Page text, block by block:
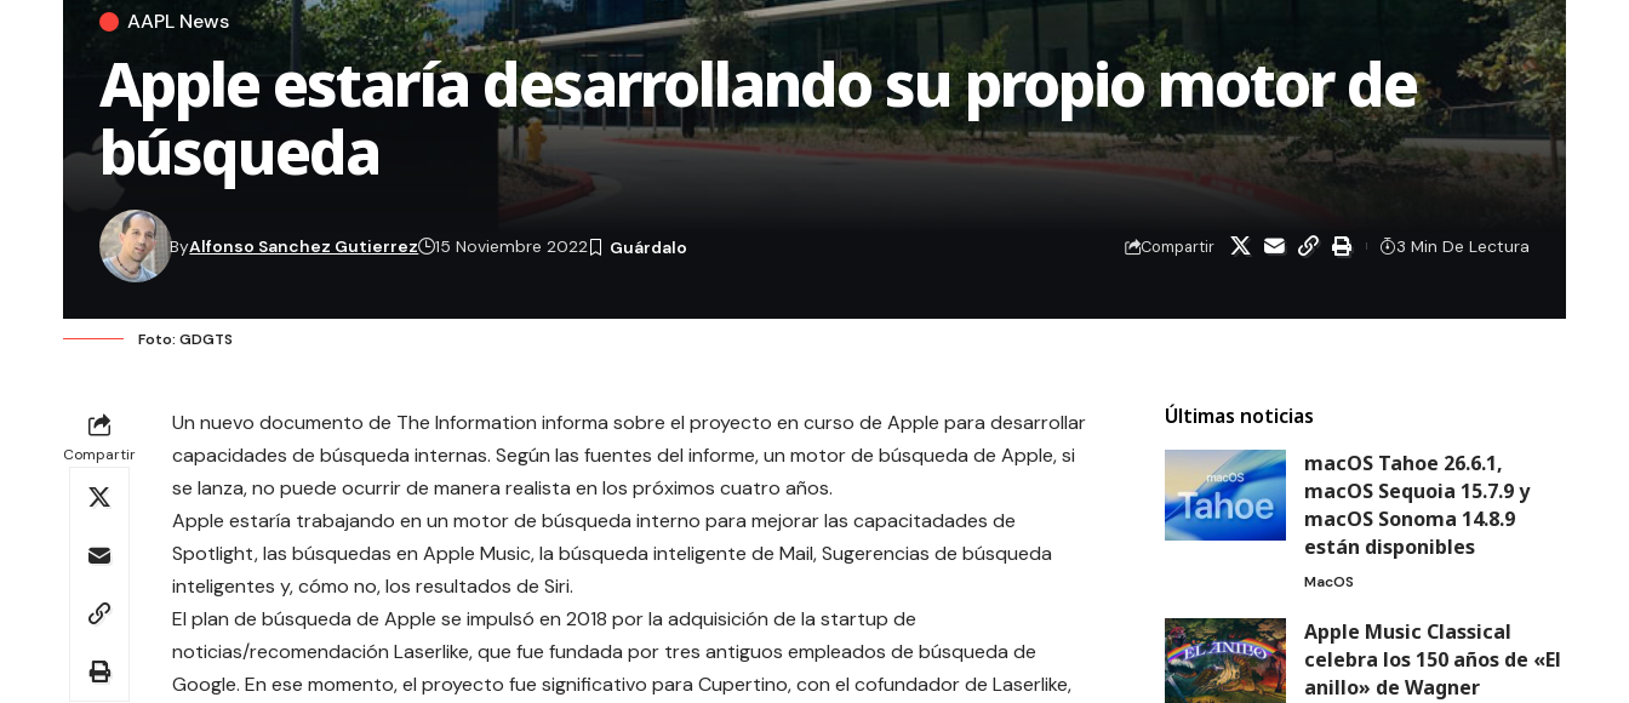
AAPL News
Apple estaría desarrollando su propio motor de
búsqueda
ByAlfonso Sanchez Gutierrez 15 Noviembre 2022 Compartir 3 Min De Lectura
Foto: GDGTS
Compartir
Un nuevo documento de The Information informa sobre el proyecto en curso de Apple para desarrollar
capacidades de búsqueda internas. Según las fuentes del informe, un motor de búsqueda de Apple, si
se lanza, no puede ocurrir de manera realista en los próximos cuatro años.
Apple estaría trabajando en un motor de búsqueda interno para mejorar las capacitadades de
Spotlight, las búsquedas en Apple Music, la búsqueda inteligente de Mail, Sugerencias de búsqueda
inteligentes y, cómo no, los resultados de Siri.
El plan de búsqueda de Apple se impulsó en 2018 por la adquisición de la startup de
noticias/recomendación Laserlike, que fue fundada por tres antiguos empleados de búsqueda de
Google. En ese momento, el proyecto fue significativo para Cupertino, con el cofundador de Laserlike,
Últimas noticias
macOS Tahoe 26.6.1,
macOS Sequoia 15.7.9 y
macOS Sonoma 14.8.9
están disponibles
MacOS
Apple Music Classical
celebra los 150 años de «El
anillo» de Wagner